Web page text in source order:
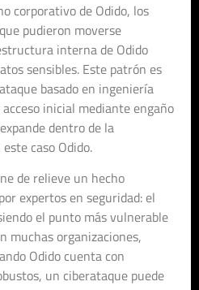
corporativo de Odido, los
pudieron moverse
interna de Odido
sensibles. Este patrón es
basado en ingeniería
inicial mediante engaño
dentro de la
caso Odido.
de relieve un hecho
expertos en seguridad: el
el punto más vulnerable
muchas organizaciones,
Odido cuenta con
un ciberataque puede